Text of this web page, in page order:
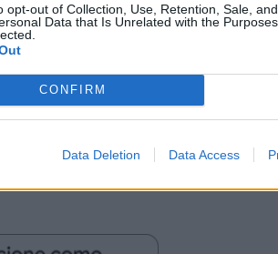
opt-out of Collection, Use, Retention, Sale,
Data that Is Unrelated with the
CONFIRM
Data Deletion Data Access
poderá ser visitada na
21 de julho e 25 de setembro.
Fundação INATEL e pretende
da sociedade portuguesa